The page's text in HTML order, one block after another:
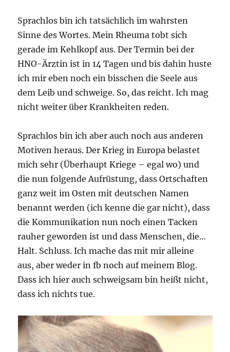
Sprachlos bin ich tatsächlich im wahrsten
Sinne des Wortes. Mein Rheuma tobt sich
gerade im Kehlkopf aus. Der Termin bei der
HNO-Ärztin ist in 14 Tagen und bis dahin huste
ich mir eben noch ein bisschen die Seele aus
dem Leib und schweige. So, das reicht. Ich mag
nicht weiter über Krankheiten reden.
Sprachlos bin ich aber auch noch aus anderen
Motiven heraus. Der Krieg in Europa belastet
mich sehr (Überhaupt Kriege – egal wo) und
die nun folgende Aufrüstung, dass Ortschaften
ganz weit im Osten mit deutschen Namen
benannt werden (ich kenne die gar nicht), dass
die Kommunikation nun noch einen Tacken
rauher geworden ist und dass Menschen, die…
Halt. Schluss. Ich mache das mit mir alleine
aus, aber weder in fb noch auf meinem Blog.
Dass ich hier auch schweigsam bin heißt nicht,
dass ich nichts tue.